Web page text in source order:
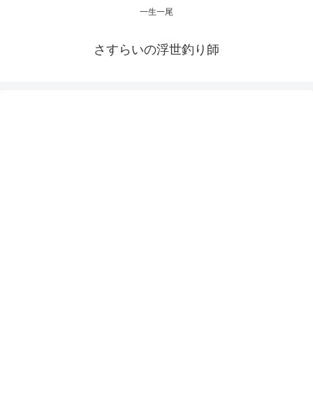
一生一尾
さすらいの浮世釣り師